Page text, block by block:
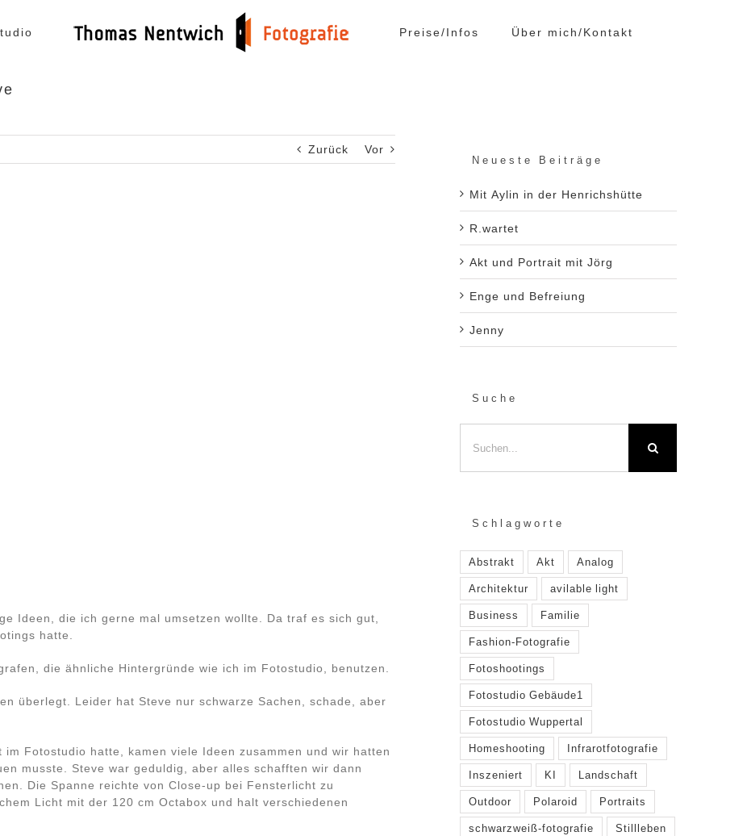
Preise/Infos Über mich/Kontakt
Zurück Vor
Ideen, die ich gerne mal umsetzen wollte. Da traf es sich gut,
hatte.
die ähnliche Hintergründe wie ich im Fotostudio, benutzen.
überlegt. Leider hat Steve nur schwarze Sachen, schade, aber
Fotostudio hatte, kamen viele Ideen zusammen und wir hatten
musste. Steve war geduldig, aber alles schafften wir dann
Die Spanne reichte von Close-up bei Fensterlicht zu
Licht mit der 120 cm Octabox und halt verschiedenen
Neueste Beiträge
Mit Aylin in der Henrichshütte
R.wartet
Akt und Portrait mit Jörg
Enge und Befreiung
Jenny
Suche
nach:
Schlagworte
Abstrakt Akt
Analog
Architektur
avilable light
Business
Familie
Fashion-Fotografie
Fotoshootings
Fotostudio Gebäude1
Fotostudio Wuppertal
Homeshooting
Infrarotfotografie
Inszeniert
KI
Landschaft
Outdoor
Polaroid
Portraits
schwarzweiß-fotografie
Stillleben